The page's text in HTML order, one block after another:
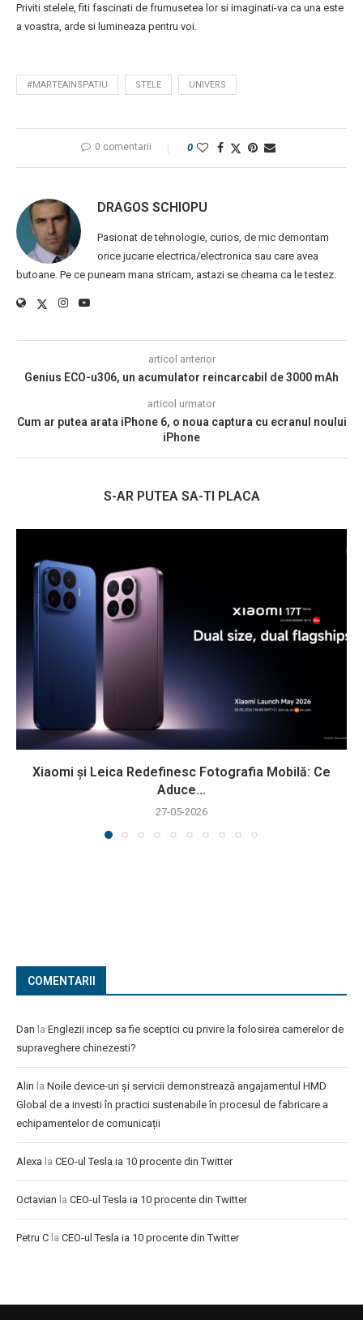
Priviti stelele, fiti fascinati de frumusetea lor si imaginati-va ca una este
a voastra, arde si lumineaza pentru voi.
#MARTEAINSPATIU STELE UNIVERS
0 comentarii 0
DRAGOS SCHIOPU
Pasionat de tehnologie, curios, de mic demontam
orice jucarie electrica/electronica sau care avea
butoane. Pe ce puneam mana stricam, astazi se cheama ca le testez.
articol anterior
Genius ECO-u306, un acumulator reincarcabil de 3000 mAh
articol urmator
Cum ar putea arata iPhone 6, o noua captura cu ecranul noului
iPhone
S-AR PUTEA SA-TI PLACA
Xiaomi și Leica Redefinesc Fotografia Mobilă: Ce
Aduce...
27-05-2026
COMENTARII
Dan la Englezii incep sa fie sceptici cu privire la folosirea camerelor de
supraveghere chinezesti?
Alin la Noile device-uri și servicii demonstrează angajamentul HMD
Global de a investi în practici sustenabile în procesul de fabricare a
echipamentelor de comunicații
Alexa la CEO-ul Tesla ia 10 procente din Twitter
Octavian la CEO-ul Tesla ia 10 procente din Twitter
Petru C la CEO-ul Tesla ia 10 procente din Twitter